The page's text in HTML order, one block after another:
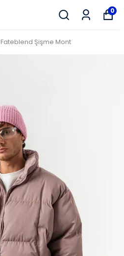
0
Fateblend Şişme Mont